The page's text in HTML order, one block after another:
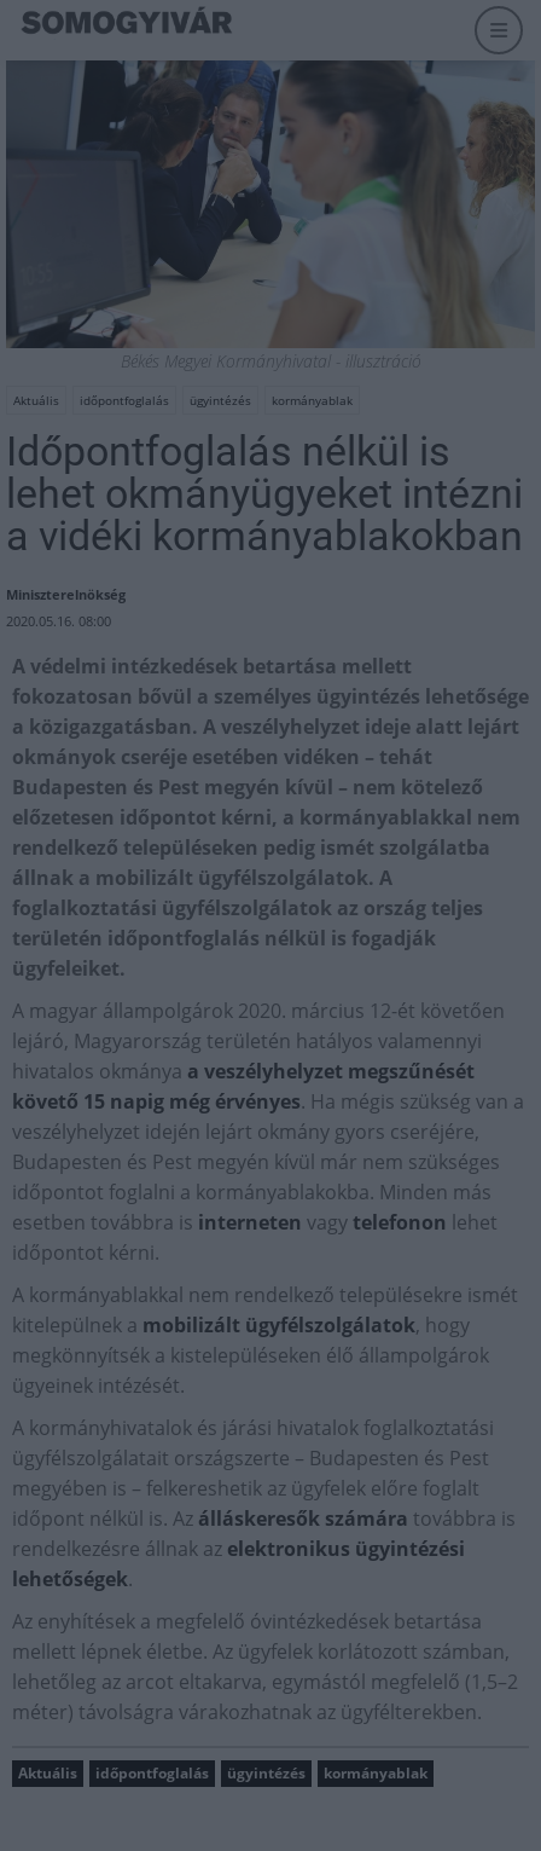
Békés Megyei Kormányhivatal - illusztráció
Aktuális időpontfoglalás ügyintézés kormányablak
Időpontfoglalás nélkül is
lehet okmányügyeket intézni
a vidéki kormányablakokban
Miniszterelnökség
2020.05.16. 08:00
A védelmi intézkedések betartása mellett
fokozatosan bővül a személyes ügyintézés lehetősége
a közigazgatásban. A veszélyhelyzet ideje alatt lejárt
okmányok cseréje esetében vidéken – tehát
Budapesten és Pest megyén kívül – nem kötelező
előzetesen időpontot kérni, a kormányablakkal nem
rendelkező településeken pedig ismét szolgálatba
állnak a mobilizált ügyfélszolgálatok. A
foglalkoztatási ügyfélszolgálatok az ország teljes
területén időpontfoglalás nélkül is fogadják
ügyfeleiket.
A magyar állampolgárok 2020. március 12-ét követően
lejáró, Magyarország területén hatályos valamennyi
hivatalos okmánya a veszélyhelyzet megszűnését
követő 15 napig még érvényes. Ha mégis szükség van a
veszélyhelyzet idején lejárt okmány gyors cseréjére,
Budapesten és Pest megyén kívül már nem szükséges
időpontot foglalni a kormányablakokba. Minden más
esetben továbbra is interneten vagytelefonon lehet
időpontot kérni.
A kormányablakkal nem rendelkező településekre ismét
kitelepülnek a mobilizált ügyfélszolgálatok, hogy
megkönnyítsék a kistelepüléseken élő állampolgárok
ügyeinek intézését.
A kormányhivatalok és járási hivatalok foglalkoztatási
ügyfélszolgálatait országszerte – Budapesten és Pest
megyében is – felkereshetik az ügyfelek előre foglalt
időpont nélkül is. Az álláskeresők számára továbbra is
rendelkezésre állnak az elektronikus ügyintézési
lehetőségek.
Az enyhítések a megfelelő óvintézkedések betartása
mellett lépnek életbe. Az ügyfelek korlátozott számban,
lehetőleg az arcot eltakarva, egymástól megfelelő (1,5–2
méter) távolságra várakozhatnak az ügyfélterekben.
Aktuális időpontfoglalás ügyintézés kormányablak